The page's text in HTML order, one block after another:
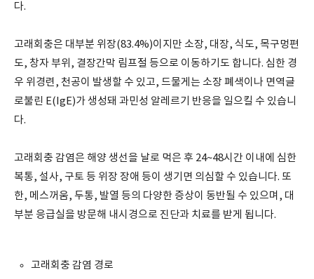
다.
고래회충은 대부분 위장(83.4%)이지만 소장, 대장, 식도, 목구멍편
도, 창자 부위, 결장간막 림프절 등으로 이동하기도 합니다. 심한 경
우 위경련, 천공이 발생할 수 있고, 드물게는 소장 폐색이나 면역글
로불린 E(IgE)가 생성돼 과민성 알레르기 반응을 일으킬 수 있습니
다.
고래회충 감염은 해양 생선을 날로 먹은 후 24~48시간 이내에 심한
복통, 설사, 구토 등 위장 장애 등이 생기면 의심할 수 있습니다. 또
한, 메스꺼움, 두통, 발열 등의 다양한 증상이 동반될 수 있으며, 대
부분 응급실을 방문해 내시경으로 진단과 치료를 받게 됩니다.
고래회충 감염 경로